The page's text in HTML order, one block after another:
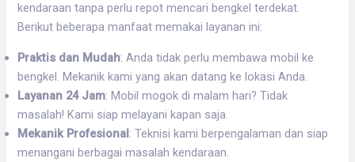
kendaraan tanpa perlu repot mencari bengkel terdekat.
Berikut beberapa manfaat memakai layanan ini:
Praktis dan Mudah: Anda tidak perlu membawa mobil ke
bengkel. Mekanik kami yang akan datang ke lokasi Anda.
Layanan 24 Jam: Mobil mogok di malam hari? Tidak
masalah! Kami siap melayani kapan saja.
Mekanik Profesional: Teknisi kami berpengalaman dan siap
menangani berbagai masalah kendaraan.